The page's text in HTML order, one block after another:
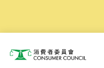
消費者委員會